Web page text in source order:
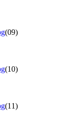
(09)
(10)
(11)